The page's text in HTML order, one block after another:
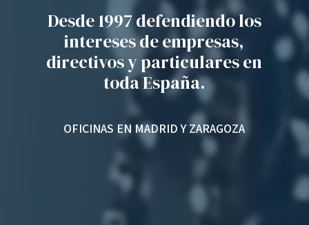
Desde 1997 defendiendo los
intereses de empresas,
directivos y particulares en
toda España.
OFICINAS EN MADRID Y ZARAGOZA